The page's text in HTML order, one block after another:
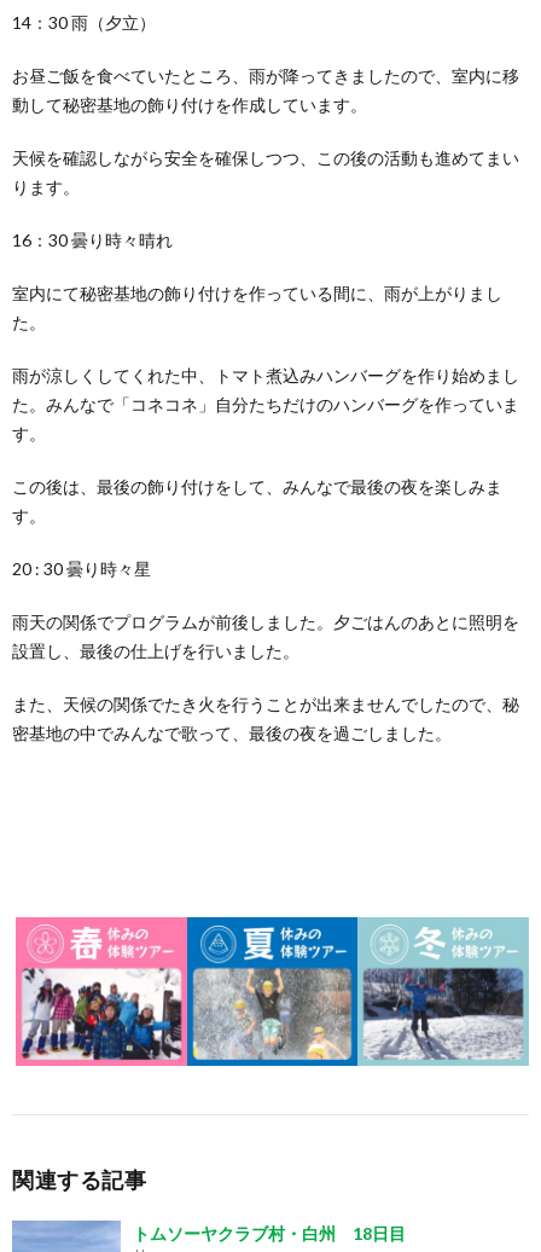
14：30 雨（夕立）
お昼ご飯を食べていたところ、雨が降ってきましたので、室内に移
動して秘密基地の飾り付けを作成しています。
天候を確認しながら安全を確保しつつ、この後の活動も進めてまい
ります。
16：30 曇り時々晴れ
室内にて秘密基地の飾り付けを作っている間に、雨が上がりまし
た。
雨が涼しくしてくれた中、トマト煮込みハンバーグを作り始めまし
た。みんなで「コネコネ」自分たちだけのハンバーグを作っていま
す。
この後は、最後の飾り付けをして、みんなで最後の夜を楽しみま
す。
20 : 30 曇り時々星
雨天の関係でプログラムが前後しました。夕ごはんのあとに照明を
設置し、最後の仕上げを行いました。
また、天候の関係でたき火を行うことが出来ませんでしたので、秘
密基地の中でみんなで歌って、最後の夜を過ごしました。
関連する記事
トムソーヤクラブ村・白州 18日目